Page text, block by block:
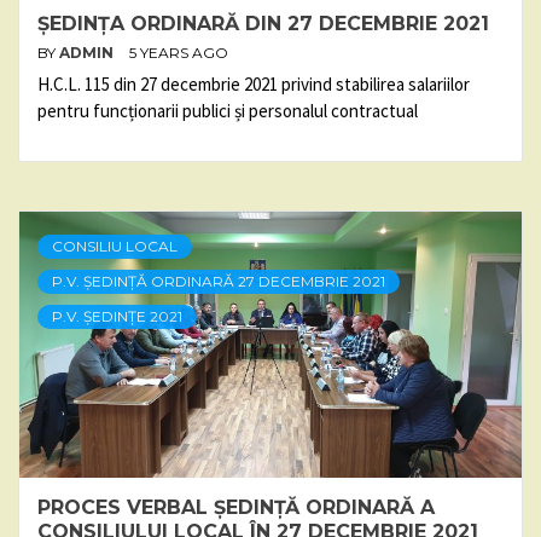
ȘEDINȚA ORDINARĂ DIN 27 DECEMBRIE 2021
BY ADMIN 5 YEARS AGO
H.C.L. 115 din 27 decembrie 2021 privind stabilirea salariilor
pentru funcționarii publici și personalul contractual
CONSILIU LOCAL
P.V. ȘEDINȚĂ ORDINARĂ 27 DECEMBRIE 2021
P.V. ȘEDINȚE 2021
PROCES VERBAL ȘEDINȚĂ ORDINARĂ A
CONSILIULUI LOCAL ÎN 27 DECEMBRIE 2021